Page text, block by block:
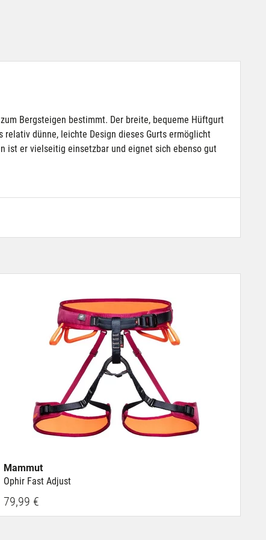
Bergsteigen bestimmt. Der breite, bequeme Hüftgurt
dünne, leichte Design dieses Gurts ermöglicht
ist er vielseitig einsetzbar und eignet sich ebenso gut
Mammut
Ophir Fast Adjust
79,99 €